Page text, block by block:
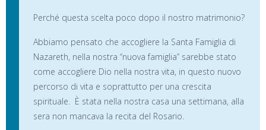
Perché questa scelta poco dopo il nostro matrimonio?
Abbiamo pensato che accogliere la Santa Famiglia di
Nazareth, nella nostra “nuova famiglia” sarebbe stato
come accogliere Dio nella nostra vita, in questo nuovo
percorso di vita e soprattutto per una crescita
spirituale. È stata nella nostra casa una settimana, alla
sera non mancava la recita del Rosario.